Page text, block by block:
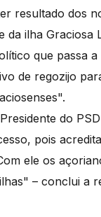
resultado dos
ilha
que passa
de regozijo
do
pois
ele os
– conclui a